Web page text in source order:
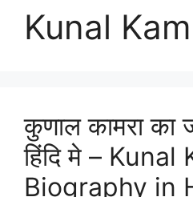
Kunal
कुणाल कामरा का
हिंदि मे – Kunal
Biography in